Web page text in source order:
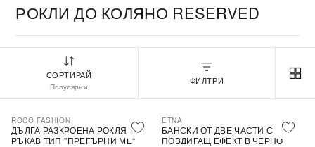
РОКЛИ ДО КОЛЯНО RESERVED
СОРТИРАЙ
Популярни
ФИЛТРИ
-30%
ROCO FASHION
ДЪЛГА РАЗКРОЕНА РОКЛЯ БЕЗ
РЪКАВ ТИП ''ПРЕГЪРНИ МЕ''
ETNA
БАНСКИ ОТ ДВЕ ЧАСТИ С
ПОВДИГАЩ ЕФЕКТ В ЧЕРНО